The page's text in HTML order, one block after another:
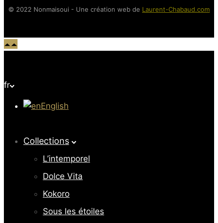
© 2022 Nonmaisoui - Une création web de Laurent-Chabaud.com
fr
English
Collections
L’intemporel
Dolce Vita
Kokoro
Sous les étoiles